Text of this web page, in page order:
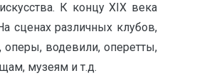
К концу XIX века
сценах различных клубов,
водевили, оперетты,
музеям и т.д.